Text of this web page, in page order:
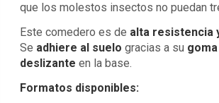
que los molestos insectos no puedan
Este comedero es de alta resistencia
Se adhiere al suelo gracias a su
deslizante en la base.
Formatos disponibles: